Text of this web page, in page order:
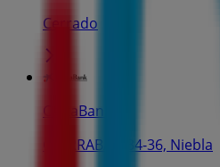
Cerrado
CaixaBank
C. ARRABAL, 34-36, Niebla